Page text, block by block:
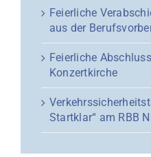
Feierliche
aus der
Feierliche
Konzertkirche
Startklar“ am RBB